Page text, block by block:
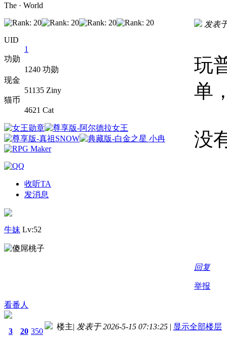
The · World
UID
1
功勋
1240 功勋
现金
51135 Ziny
猫币
4621 Cat
收听TA
发消息
牛妹 Lv:52
发表
玩
单
没
回复
举报
看番人
3 20 350
楼主| 发表于 2026-5-15 07:13:25 | 显示全部楼层